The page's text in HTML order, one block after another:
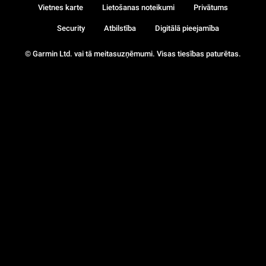
© Garmin Ltd. vai tā meitasuzņēmumi. Visas tiesības paturētas.
Vietnes karte Lietošanas noteikumi Privātums
Security Atbilstība Digitālā pieejamība